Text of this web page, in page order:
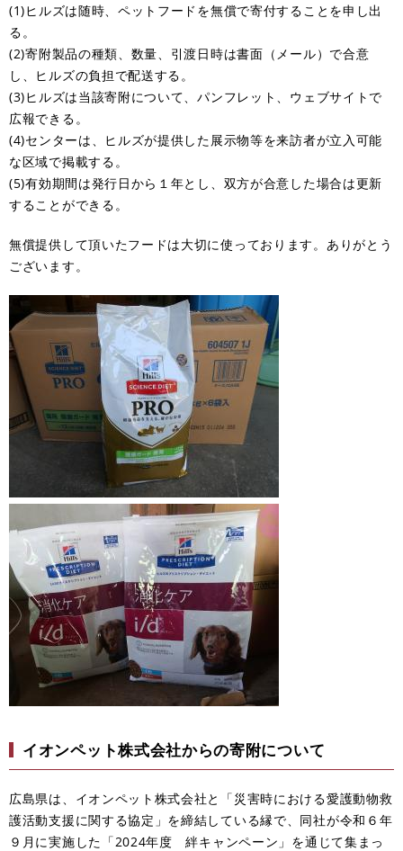
(1)ヒルズは随時、ペットフードを無償で寄付することを申し出
る。
(2)寄附製品の種類、数量、引渡日時は書面（メール）で合意
し、ヒルズの負担で配送する。
(3)ヒルズは当該寄附について、パンフレット、ウェブサイトで
広報できる。
(4)センターは、ヒルズが提供した展示物等を来訪者が立入可能
な区域で掲載する。
(5)有効期間は発行日から１年とし、双方が合意した場合は更新
することができる。
無償提供して頂いたフードは大切に使っております。ありがとう
ございます。
イオンペット株式会社からの寄附について
広島県は、イオンペット株式会社と「災害時における愛護動物救
護活動支援に関する協定」を締結している縁で、同社が令和６年
９月に実施した「2024年度 絆キャンペーン」を通じて集まっ